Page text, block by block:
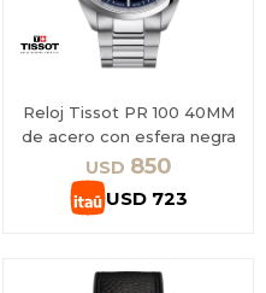
Reloj Tissot PR 100 40MM
de acero con esfera negra
USD 850
USD 723